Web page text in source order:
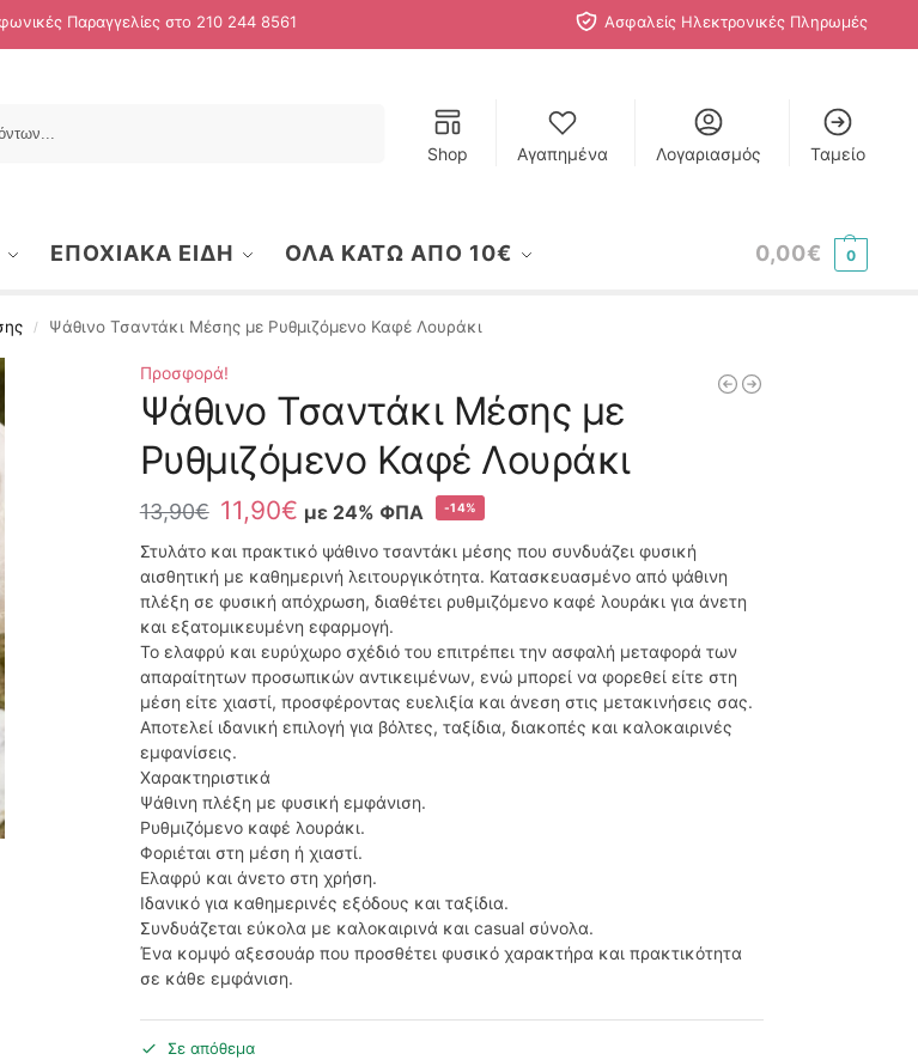
Παραγγελίες στο 210 244 8561 Ασφαλείς Ηλεκτρονικές Πληρωμές
Shop Αγαπημένα Λογαριασμός Ταμείο
ΕΠΟΧΙΑΚΑ ΕΙΔΗ ΟΛΑ ΚΑΤΩ ΑΠΟ 10€ 0,00€ 0
/ Ψάθινο Τσαντάκι Μέσης με Ρυθμιζόμενο Καφέ Λουράκι
Προσφορά!
Ψάθινο Τσαντάκι Μέσης με
Ρυθμιζόμενο Καφέ Λουράκι
13,90€ 11,90€ με 24% ΦΠΑ -14%
Στυλάτο και πρακτικό ψάθινο τσαντάκι μέσης που συνδυάζει φυσική
αισθητική με καθημερινή λειτουργικότητα. Κατασκευασμένο από ψάθινη
πλέξη σε φυσική απόχρωση, διαθέτει ρυθμιζόμενο καφέ λουράκι για άνετη
και εξατομικευμένη εφαρμογή.
Το ελαφρύ και ευρύχωρο σχέδιό του επιτρέπει την ασφαλή μεταφορά των
απαραίτητων προσωπικών αντικειμένων, ενώ μπορεί να φορεθεί είτε στη
μέση είτε χιαστί, προσφέροντας ευελιξία και άνεση στις μετακινήσεις σας.
Αποτελεί ιδανική επιλογή για βόλτες, ταξίδια, διακοπές και καλοκαιρινές
εμφανίσεις.
Χαρακτηριστικά
Ψάθινη πλέξη με φυσική εμφάνιση.
Ρυθμιζόμενο καφέ λουράκι.
Φοριέται στη μέση ή χιαστί.
Ελαφρύ και άνετο στη χρήση.
Ιδανικό για καθημερινές εξόδους και ταξίδια.
Συνδυάζεται εύκολα με καλοκαιρινά και casual σύνολα.
Ένα κομψό αξεσουάρ που προσθέτει φυσικό χαρακτήρα και πρακτικότητα
σε κάθε εμφάνιση.
Σε απόθεμα